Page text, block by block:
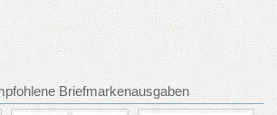
Briefmarkenausgaben